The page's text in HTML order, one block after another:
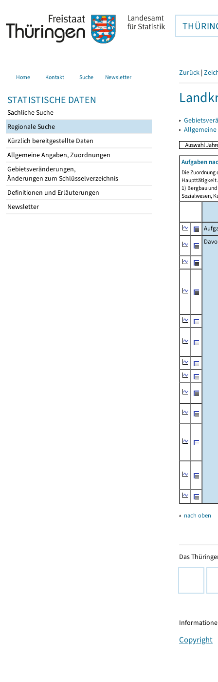
Home Kontakt Suche Newsletter
STATISTISCHE DATEN
Sachliche Suche
Regionale Suche
Kürzlich bereitgestellte Daten
Allgemeine Angaben, Zuordnungen
Gebietsveränderungen,
Änderungen zum Schlüsselverzeichnis
Definitionen und Erläuterungen
Newsletter
Zurück |
▸
▸
Aufgaben
Die
Haupttätigkeit.
1) Bergbau
Sozialwesen,
▴ nach oben
Das
Copyright